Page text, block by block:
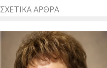
ΣΧΕΤΙΚΆ ΆΡΘΡΑ